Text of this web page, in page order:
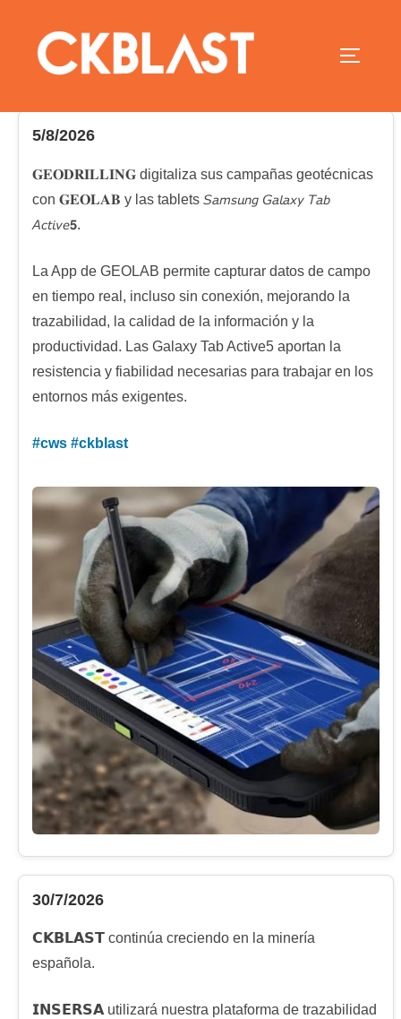
5/8/2026
𝐆𝐄𝐎𝐃𝐑𝐈𝐋𝐋𝐈𝐍𝐆 digitaliza sus campañas geotécnicas
con 𝐆𝐄𝐎𝐋𝐀𝐁 y las tablets 𝘚𝘢𝘮𝘴𝘶𝘯𝘨 𝘎𝘢𝘭𝘢𝘹𝘺 𝘛𝘢𝘣
𝘈𝘤𝘵𝘪𝘷𝘦𝟱.
La App de GEOLAB permite capturar datos de campo
en tiempo real, incluso sin conexión, mejorando la
trazabilidad, la calidad de la información y la
productividad. Las Galaxy Tab Active5 aportan la
resistencia y fiabilidad necesarias para trabajar en los
entornos más exigentes.
#cws #ckblast
30/7/2026
𝗖𝗞𝗕𝗟𝗔𝗦𝗧 continúa creciendo en la minería
española.
𝗜𝗡𝗦𝗘𝗥𝗦𝗔 utilizará nuestra plataforma de trazabilidad